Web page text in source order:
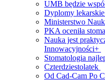
UMB będzie
Dyplomy
Ministerstwo
PKA oceniła
Nauka jest
Innowacyjności+
Stomatologia
Czterdziestolatek
Od Cad-Cam Po